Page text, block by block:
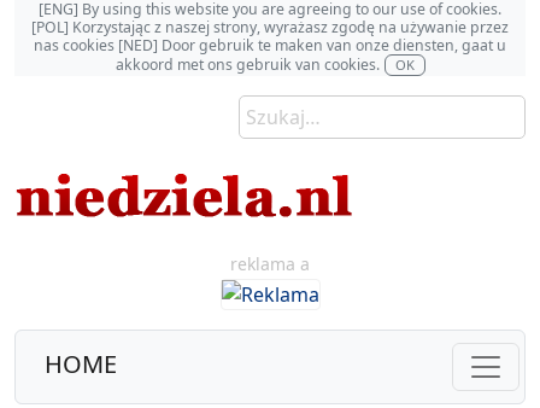
[ENG] By using this website you are agreeing to our use of cookies.
[POL] Korzystając z naszej strony, wyrażasz zgodę na używanie przez
nas cookies [NED] Door gebruik te maken van onze diensten, gaat u
akkoord met ons gebruik van cookies.
OK
reklama a
HOME